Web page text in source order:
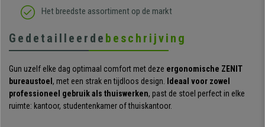
Het breedste assortiment op de markt
Gedetailleerde beschrijving
Gun uzelf elke dag optimaal comfort met deze ergonomische ZENIT
bureaustoel , met een strak en tijdloos design. Ideaal voor zowel
professioneel gebruik als thuiswerken, past de stoel perfect in elke
ruimte: kantoor, studentenkamer of thuiskantoor.